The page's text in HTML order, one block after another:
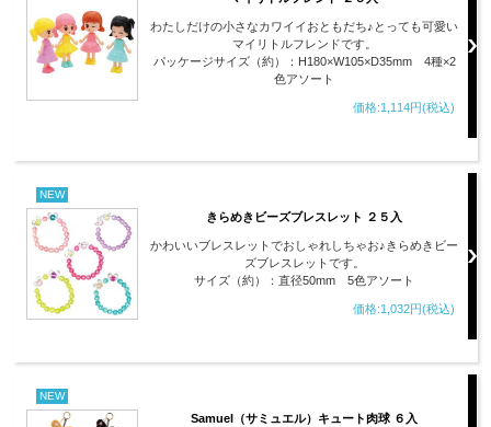
わたしだけの小さなカワイイおともだち♪とっても可愛い
マイリトルフレンドです。
パッケージサイズ（約）：H180×W105×D35mm 4種×2
色アソート
価格:1,114円(税込)
NEW
きらめきビーズブレスレット ２５入
かわいいブレスレットでおしゃれしちゃお♪きらめきビー
ズブレスレットです。
サイズ（約）：直径50mm 5色アソート
価格:1,032円(税込)
NEW
Samuel（サミュエル）キュート肉球 ６入